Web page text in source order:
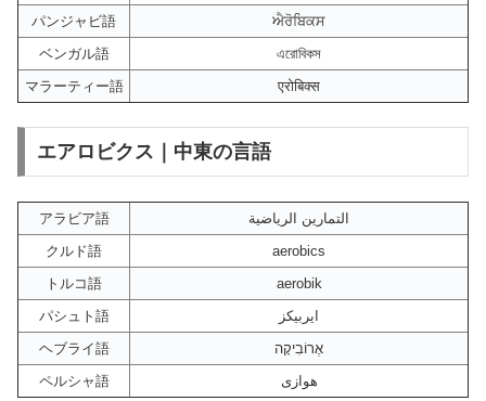
パンジャビ語
ਐਰੋਬਿਕਸ
ベンガル語
এরোবিকস
マラーティー語
एरोबिक्स
エアロビクス｜中東の言語
アラビア語
التمارين الرياضية
クルド語
aerobics
トルコ語
aerobik
パシュト語
ایربیکز
ヘブライ語
אֶרוֹבִיקָה
ペルシャ語
هوازی